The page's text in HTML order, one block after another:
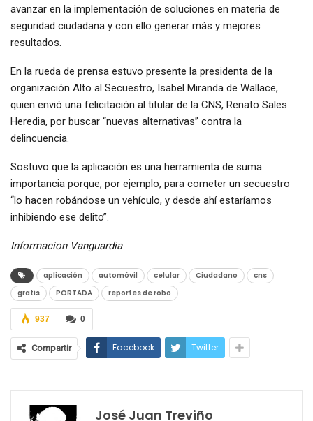
avanzar en la implementación de soluciones en materia de
seguridad ciudadana y con ello generar más y mejores
resultados.
En la rueda de prensa estuvo presente la presidenta de la
organización Alto al Secuestro, Isabel Miranda de Wallace,
quien envió una felicitación al titular de la CNS, Renato Sales
Heredia, por buscar “nuevas alternativas” contra la
delincuencia.
Sostuvo que la aplicación es una herramienta de suma
importancia porque, por ejemplo, para cometer un secuestro
“lo hacen robándose un vehículo, y desde ahí estaríamos
inhibiendo ese delito”.
Informacion Vanguardia
aplicación automóvil celular Ciudadano
cns
gratis
PORTADA reportes de robo
0
937
Compartir Facebook Twitter
José Juan Treviño